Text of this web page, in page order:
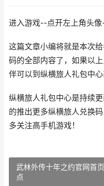
进入游戏--点开左上角头
这篇文章小编将就是本次
码的全部内容了，如果以
伴可以到纵横旅人礼包中心
纵横旅人礼包中心是持续
的推出更多纵横旅人兑换
多关注高手机游戏！
武林外传十年之约官网首
点